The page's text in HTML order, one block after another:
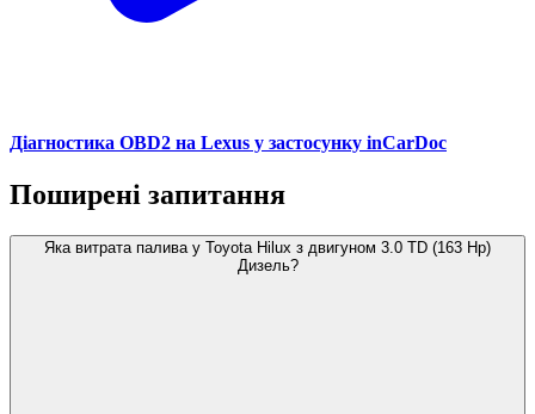
Діагностика OBD2 на Lexus у застосунку inCarDoc
Поширені запитання
Яка витрата палива у Toyota Hilux з двигуном 3.0 TD (163 Hp)
Дизель?